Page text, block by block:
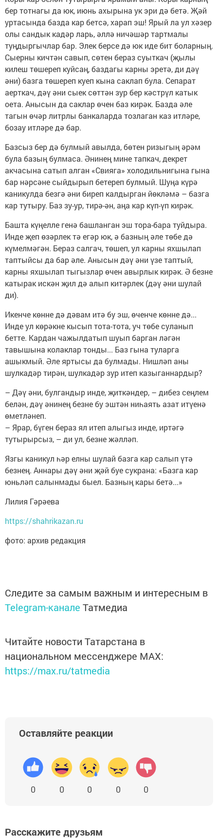
бер тотнагы да юк, июнь ахырына ук эри дә бетә. Җәй
уртасында базда кар бетсә, харап эш! Ярый ла ул хәзер
олы сандык кадәр ларь, әллә ничәшәр тартмалы
туңдыргычлар бар. Элек берсе дә юк иде бит боларның.
Сыерны кичтән савып, сөтен бераз суыткач (җылы
килеш төшереп куйсаң, баздагы карны эретә, ди дәү
әни) базга төшереп куеп кына саклап була. Сепарат
аерткач, дәү әни сыек сөттән зур бер кәстрүл катык
оета. Анысын да саклар өчен баз кирәк. Базда әле
тагын өчәр литрлы банкаларда тозлаган каз итләре,
бозау итләре дә бар.
Базсыз бер дә булмый авылда, бөтен ризыгың әрәм
була базың булмаса. Әнинең мине тапкач, декрет
акчасына сатып алган «Свияга» холодильнигына гына
бар нәрсәне сыйдырып бетереп булмый. Шуңа күрә
каникулда безгә әни биреп калдырган йөкләмә – базга
кар тутыру. Баз зу-ур, тирә-ән, аңа кар күп-үп кирәк.
Башта күңелле генә башланган эш тора-бара туйдыра.
Инде җеп өзәрлек тә егәр юк, ә базның әле төбе дә
күмелмәгән. Бераз салгач, төшеп, ул карны яхшылап
таптыйсы да бар әле. Анысын дәү әни үзе таптый,
карны яхшылап тыгызлар өчен авырлык кирәк. Ә безне
катырак искән җил дә алып китәрлек (дәү әни шулай
ди).
Икенче көнне дә дәвам итә бу эш, өченче көнне дә...
Инде ул көрәкне кысып тота-тота, уч төбе суланып
бетте. Кардан чажылдатып шуып барган ләгән
тавышына колаклар тонды... Баз гына туларга
ашыкмый. Әле яртысы да булмады. Нишләп аны
шулкадәр тирән, шулкадәр зур итеп казыганнардыр?
– Дәү әни, булгандыр инде, җиткәндер, – дибез сеңлем
белән, дәү әнинең безне бу эштән ниһаять азат итүенә
өметләнеп.
– Ярар, бүген бераз ял итеп алыгыз инде, иртәгә
тутырырсыз, – ди ул, безне жәлләп.
Язгы каникул һәр елны шулай базга кар салып үтә
безнең. Аннары дәү әни җәй буе сукрана: «Базга кар
юньләп салынмады быел. Базның кары бетә...»
Лилия Гәрәева
https://shahrikazan.ru
фото: архив редакция
Следите за самым важным и интересным в
Telegram-канале Татмедиа
Читайте новости Татарстана в
национальном мессенджере MАХ:
https://max.ru/tatmedia
Оставляйте реакции
0 0 0 0 0
Расскажите друзьям